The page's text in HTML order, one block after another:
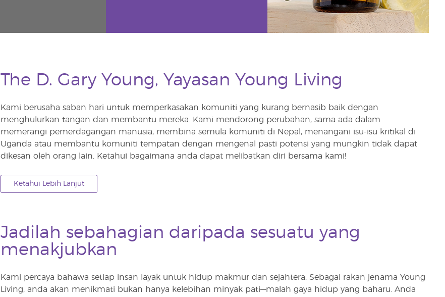
The D. Gary Young, Yayasan Young Living
Kami berusaha saban hari untuk memperkasakan komuniti yang kurang bernasib baik dengan
menghulurkan tangan dan membantu mereka. Kami mendorong perubahan, sama ada dalam
memerangi pemerdagangan manusia, membina semula komuniti di Nepal, menangani isu-isu kritikal di
Uganda atau membantu komuniti tempatan dengan mengenal pasti potensi yang mungkin tidak dapat
dikesan oleh orang lain. Ketahui bagaimana anda dapat melibatkan diri bersama kami!
Ketahui Lebih Lanjut
Jadilah sebahagian daripada sesuatu yang
menakjubkan
Kami percaya bahawa setiap insan layak untuk hidup makmur dan sejahtera. Sebagai rakan jenama Young
Living, anda akan menikmati bukan hanya kelebihan minyak pati—malah gaya hidup yang baharu. Anda